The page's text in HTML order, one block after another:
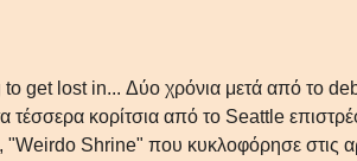
get lost in... Δύο χρόνια μετά από το
τέσσερα κορίτσια από το Seattle
"Weirdo Shrine" που κυκλοφόρησε στις